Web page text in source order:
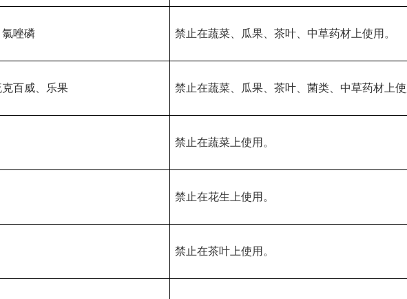
唑磷 禁止在蔬菜、瓜果、茶叶、中草药材上使用。
百威、乐果 禁止在蔬菜、瓜果、茶叶、菌类、中草药材上
禁止在蔬菜上使用。
禁止在花生上使用。
禁止在茶叶上使用。